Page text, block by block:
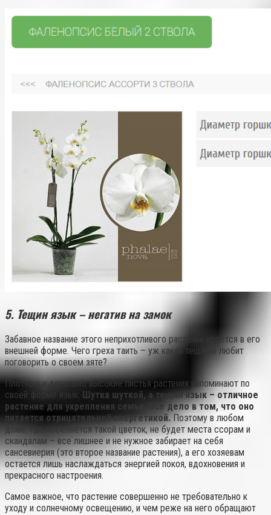
5. Тещин язык – негатив на замок
Забавное название этого неприхотливого растения кроется в его
внешней форме. Чего греха таить – уж какая теща не любит
поговорить о своем зяте?
Плотные и довольно высокие листья растения напоминают по
своей форме язык. Шутка шуткой, а тещин язык – отличное
растение для укрепления семьи. Все дело в том, что оно
питается отрицательной энергетикой.Поэтому в любом
доме, где поселяется такой цветок, не будет места ссорам и
скандалам – все лишнее и не нужное забирает на себя
сансевиерия (это второе название растения), а его хозяевам
остается лишь наслаждаться энергией покоя, вдохновения и
прекрасного настроения.
Самое важное, что растение совершенно не требовательно к
уходу и солнечному освещению, и чем реже на него обращают